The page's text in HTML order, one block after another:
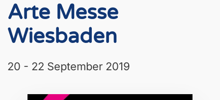
Arte Messe
Wiesbaden
20 - 22 September 2019